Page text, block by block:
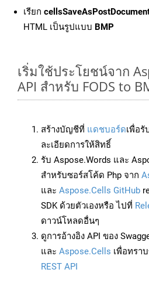
เรียก
HTML เป็นรูปแบบ BMP
เริ่มใช้ประโยชน์จาก
API สำหรับ FODS to
สร้างบัญชีที่ แดชบอร์ดเพื่อรั
ละเอียดการให้สิทธิ์
รับ Aspose.Words และ
สำหรับซอร์สโค้ด Php จาก
และ Aspose.Cells GitHub
SDK ด้วยตัวเองหรือ ไปที่
ดาวน์โหลดอื่นๆ
ดูการอ้างอิง API ของ
และ Aspose.Cells เพื่อทรา
REST API